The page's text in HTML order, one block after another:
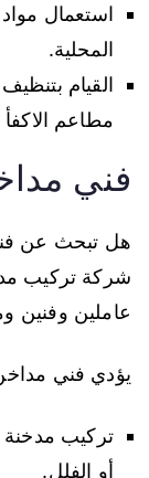
استعمال
المحلية.
القيام
مطاعم
فني
هل تبحث عن
شركة تركيب
عاملين وفنين
يؤدي فني
تركيب مدخنة
أو الفلل.